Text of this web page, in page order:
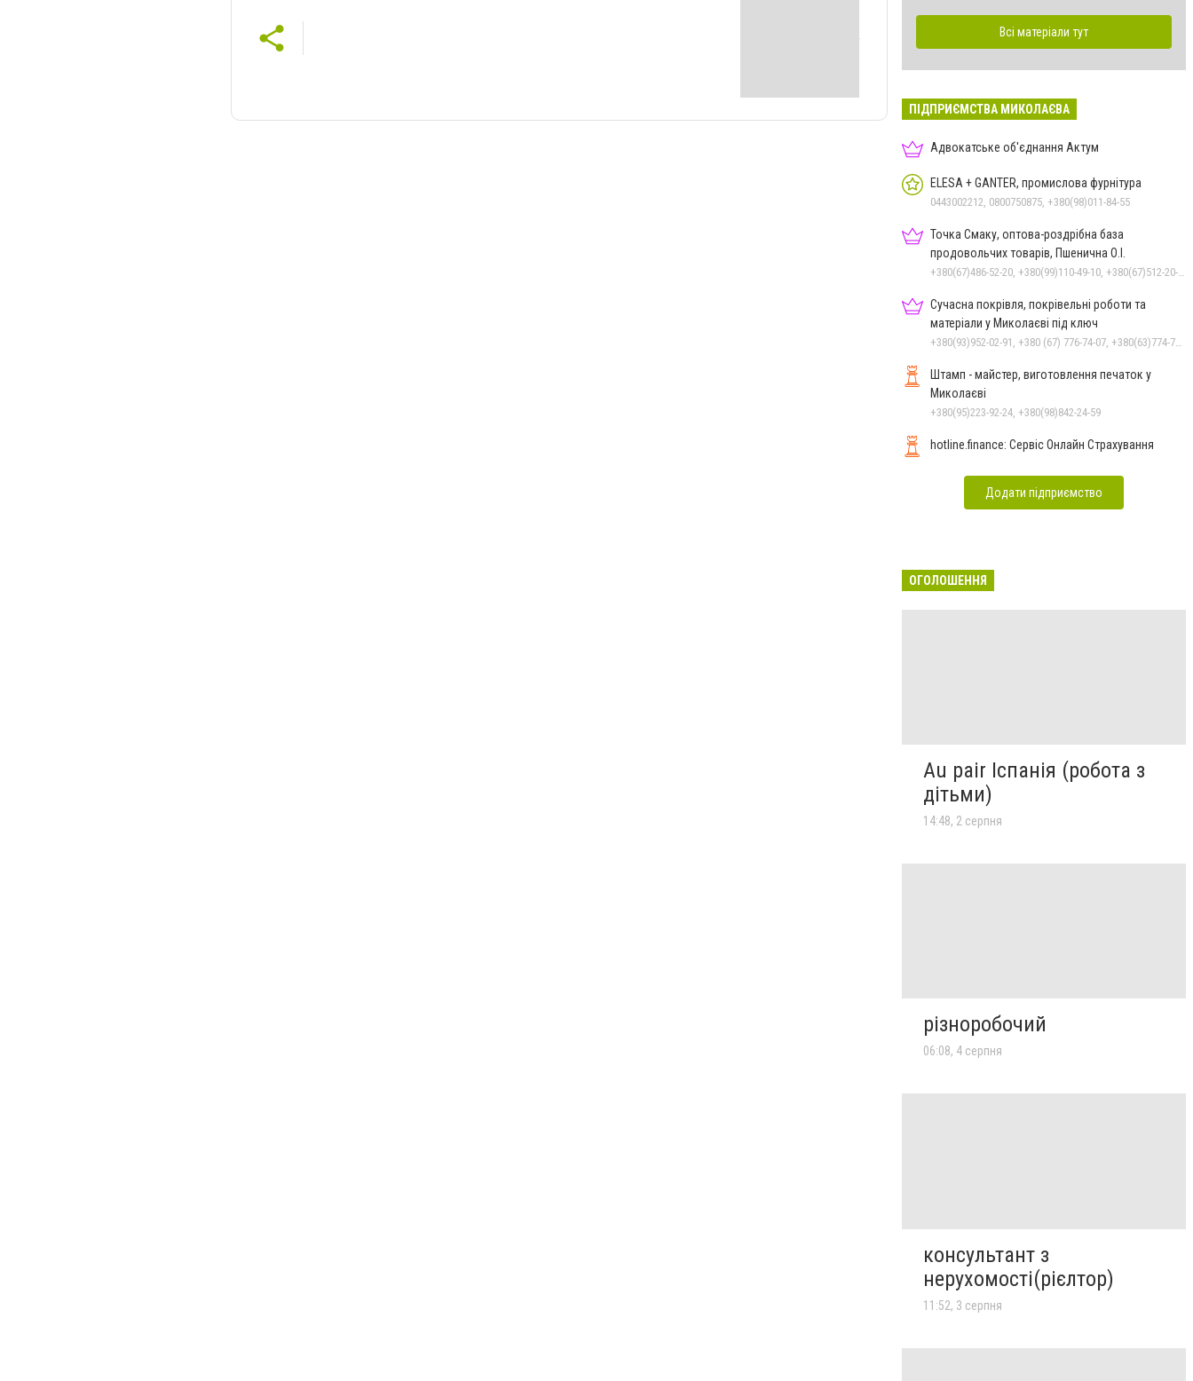
Всі матеріали тут
ПІДПРИЄМСТВА МИКОЛАЄВА
Адвокатське об'єднання Актум
ELESA + GANTER, промислова фурнітура
0443002212, 0800750875, +380(98)011-84-55
Точка Смаку, оптова-роздрібна база
продовольчих товарів, Пшенична О.І.
Сучасна покрівля, покрівельні роботи та
матеріали у Миколаєві під ключ
Штамп - майстер, виготовлення печаток у
Миколаєві
+380(95)223-92-24, +380(98)842-24-59
hotline.finance: Сервіс Онлайн Страхування
Додати підприємство
ОГОЛОШЕННЯ
Au pair Іспанія (робота з
дітьми)
14:48, 2 серпня
різноробочий
06:08, 4 серпня
консультант з
нерухомості(рієлтор)
11:52, 3 серпня